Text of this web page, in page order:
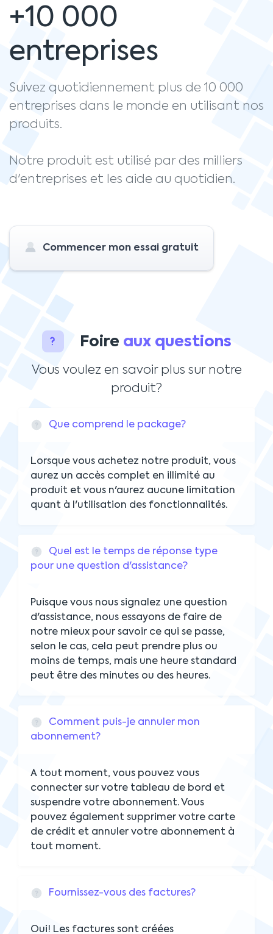
+10 000
entreprises
Suivez quotidiennement plus de 10 000
entreprises dans le monde en utilisant nos
produits.
Notre produit est utilisé par des milliers
d'entreprises et les aide au quotidien.
Commencer mon essai gratuit
Foire aux questions
Vous voulez en savoir plus sur notre
produit?
Que comprend le package?
Lorsque vous achetez notre produit, vous
aurez un accès complet en illimité au
produit et vous n'aurez aucune limitation
quant à l'utilisation des fonctionnalités.
Quel est le temps de réponse type
pour une question d'assistance?
Puisque vous nous signalez une question
d'assistance, nous essayons de faire de
notre mieux pour savoir ce qui se passe,
selon le cas, cela peut prendre plus ou
moins de temps, mais une heure standard
peut être des minutes ou des heures.
Comment puis-je annuler mon
abonnement?
A tout moment, vous pouvez vous
connecter sur votre tableau de bord et
suspendre votre abonnement. Vous
pouvez également supprimer votre carte
de crédit et annuler votre abonnement à
tout moment.
Fournissez-vous des factures?
Oui! Les factures sont créées